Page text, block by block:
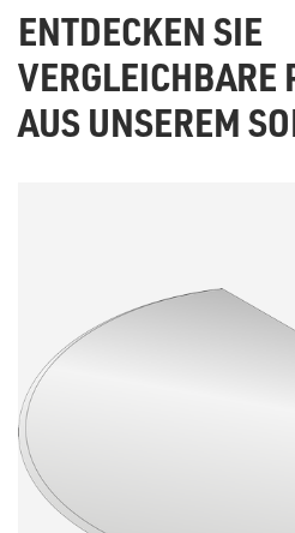
ENTDECKEN SIE
VERGLEICHBARE
AUS UNSEREM